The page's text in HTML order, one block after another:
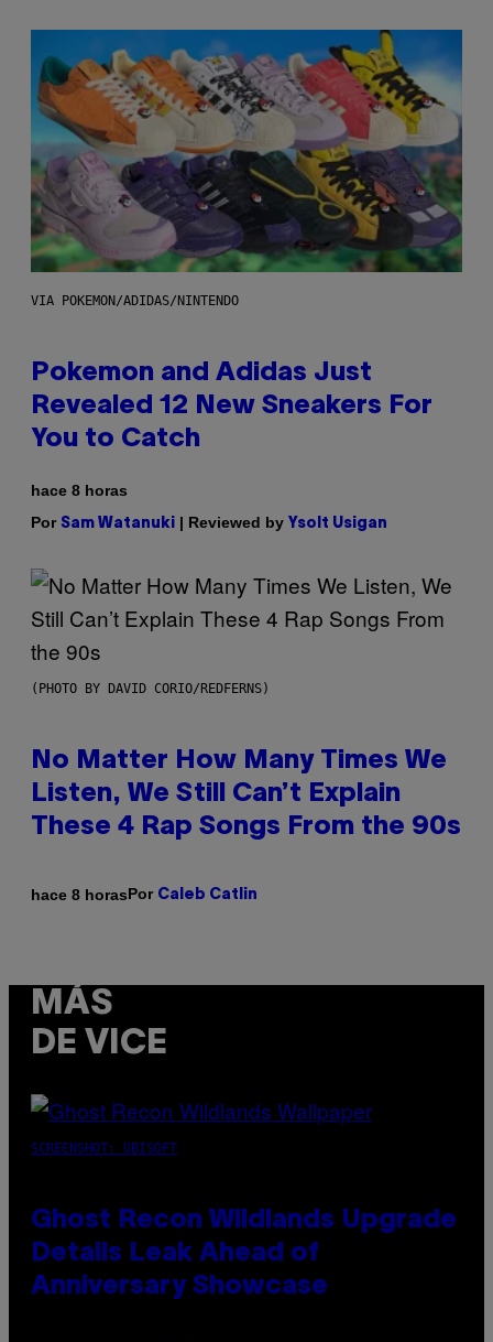
VIA POKEMON/ADIDAS/NINTENDO
Pokemon and Adidas Just
Revealed 12 New Sneakers For
You to Catch
hace 8 horas
Por Sam Watanuki | Reviewed by Ysolt Usigan
(PHOTO BY DAVID CORIO/REDFERNS)
No Matter How Many Times We
Listen, We Still Can’t Explain
These 4 Rap Songs From the 90s
hace 8 horasPor Caleb Catlin
MÁS
DE VICE
SCREENSHOT: UBISOFT
Ghost Recon Wildlands Upgrade
Details Leak Ahead of
Anniversary Showcase